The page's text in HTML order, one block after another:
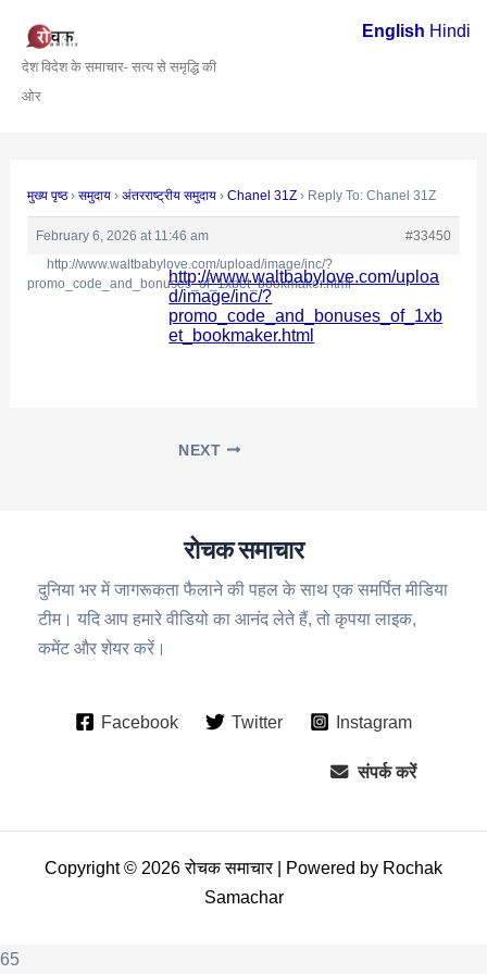
content
देश विदेश के समाचार- सत्य से समृद्धि की
ओर
मुख्य पृष्ठ › समुदाय › अंतरराष्ट्रीय समुदाय › Chanel 31Z › Reply To: Chanel 31Z
February 6, 2026 at 11:46 am
#33450
http://www.waltbabylove.com/upload/image/inc/?
promo_code_and_bonuses_of_1xbet_bookmaker.html
http://www.waltbabylove.com/uploa
d/image/inc/?
promo_code_and_bonuses_of_1xb
et_bookmaker.html
navigation
NEXT
रोचक समाचार
दुनिया भर में जागरूकता फैलाने की पहल के साथ एक समर्पित मीडिया
टीम। यदि आप हमारे वीडियो का आनंद लेते हैं, तो कृपया लाइक,
कमेंट और शेयर करें।
Facebook Twitter Instagram
संपर्क करें
Copyright © 2026 रोचक समाचार | Powered by Rochak
Samachar
65
English Hindi